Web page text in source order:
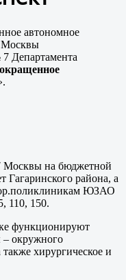
автономное
Москвы
Департамента
Москвы на бюджетной
Гагаринского района, а
ЮЗАО
110, 150.
функционируют
– окружного
хирургическое и